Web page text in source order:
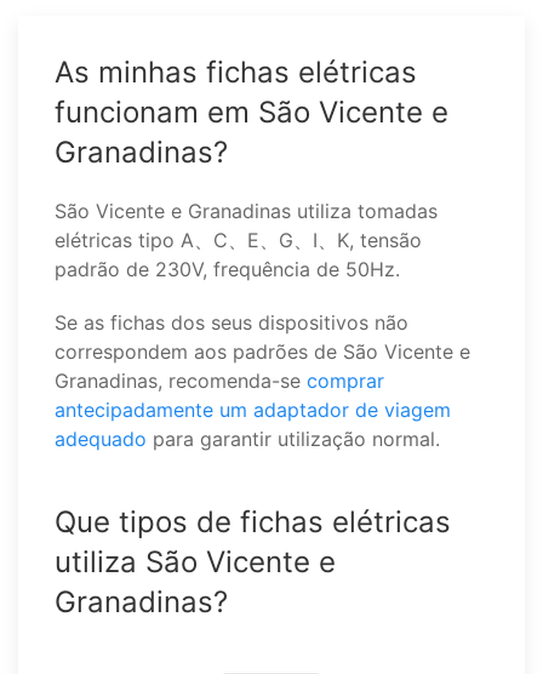
As minhas fichas elétricas
funcionam em São Vicente e
Granadinas?
São Vicente e Granadinas utiliza tomadas
elétricas tipo A、C、E、G、I、K, tensão
padrão de 230V, frequência de 50Hz.
Se as fichas dos seus dispositivos não
correspondem aos padrões de São Vicente e
Granadinas, recomenda-se comprar
antecipadamente um adaptador de viagem
adequado para garantir utilização normal.
Que tipos de fichas elétricas
utiliza São Vicente e
Granadinas?